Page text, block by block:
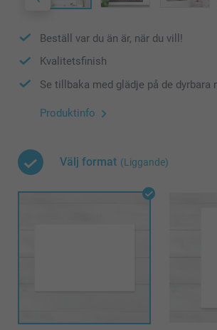
Beställ var du än är, när du vill!
Kvalitetsfinish
Se tillbaka med glädje på de dyrbara
Produktinfo
Välj format (Liggande)